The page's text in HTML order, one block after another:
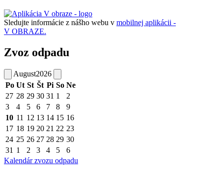
Sledujte informácie z nášho webu v mobilnej aplikácii -
V OBRAZE.
Zvoz odpadu
August2026
Po Ut St Št Pi So Ne
27 28 29 30 31 1
2
3
4 5 6 7 8
9
10 11 12 13 14 15 16
17 18 19 20 21 22 23
24 25 26 27 28 29 30
31 1 2 3 4 5
6
Kalendár zvozu odpadu